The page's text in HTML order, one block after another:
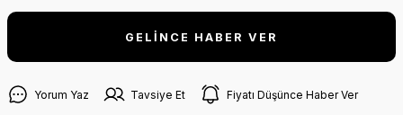
GELİNCE HABER VER
Yorum Yaz Tavsiye Et Fiyatı Düşünce Haber Ver